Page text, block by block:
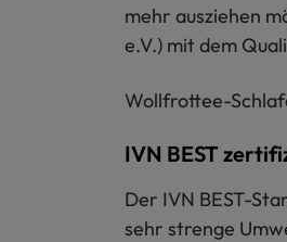
mehr ausziehen
e.V.) mit dem
Wollfrottee-
IVN BEST
Der IVN BEST-
sehr strenge